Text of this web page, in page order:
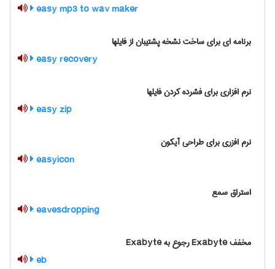
easy mp3 to wav maker
برنامه ای برای ساخت نشخه پشتیبان از فایلها
easy recovery
نرم افزاری برای فشرده کردن فایلها
easy zip
نرم افزری برای طراحی آیکون
easyicon
استراق سمع
eavesdropping
مخفف Exabyte رجوع به Exabyte
eb